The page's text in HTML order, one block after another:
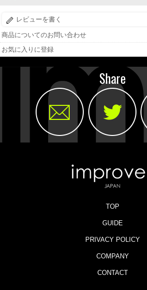
レビューを書く
商品についてのお問い合わせ
お気に入りに登録
Share
TOP
GUIDE
PRIVACY POLICY
COMPANY
CONTACT